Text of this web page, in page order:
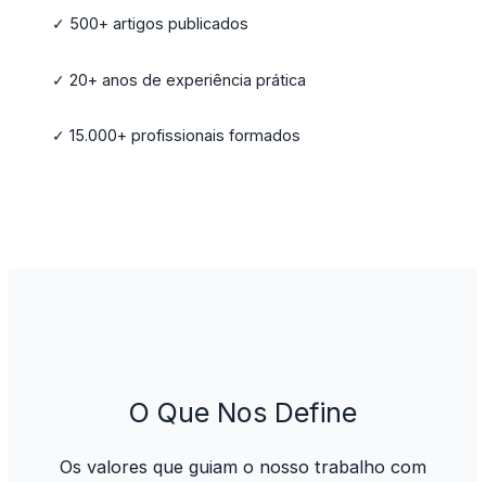
✓ 500+ artigos publicados
✓ 20+ anos de experiência prática
✓ 15.000+ profissionais formados
O Que Nos Define
Os valores que guiam o nosso trabalho com